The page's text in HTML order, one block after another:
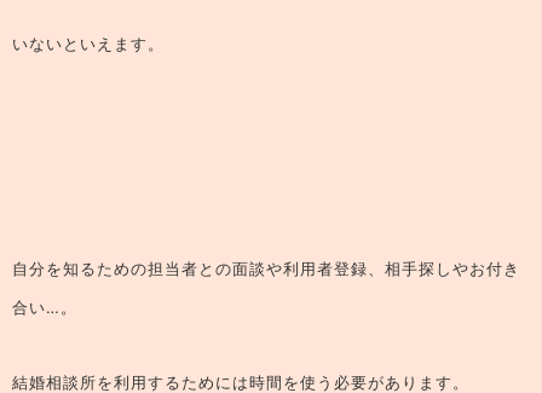
いないといえます。
自分を知るための担当者との面談や利用者登録、相手探しやお付き
合い…。
結婚相談所を利用するためには時間を使う必要があります。